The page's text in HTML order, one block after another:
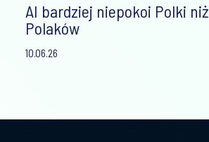
AI bardziej niepokoi Polki niż
Polaków
10.06.26